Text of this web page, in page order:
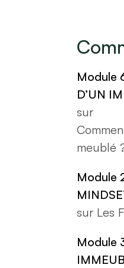
Module
D’UN
sur
meublé
Module
sur Les
Module